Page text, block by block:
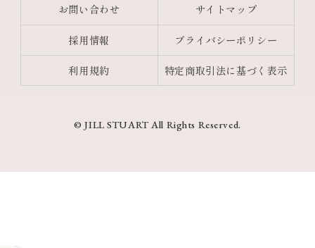
お問い合わせ サイトマップ
採用情報 プライバシーポリシー
利用規約 特定商取引法に基づく表示
© JILL STUART All Rights Reserved.